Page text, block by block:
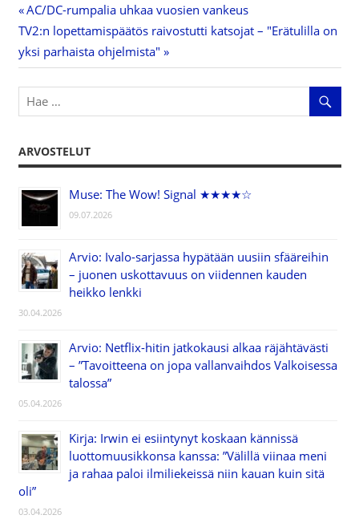
Artikkelien
selaus
Previous
Post:
AC/DC-rumpalia uhkaa vuosien vankeus
Next
Post:
TV2:n lopettamispäätös raivostutti katsojat – "Erätulilla on
yksi parhaista ohjelmista"
ARVOSTELUT
Muse: The Wow! Signal ★★★★☆
09.07.2026
Arvio: Ivalo-sarjassa hypätään uusiin sfääreihin
– juonen uskottavuus on viidennen kauden
heikko lenkki
30.04.2026
Arvio: Netflix-hitin jatkokausi alkaa räjähtävästi
– ”Tavoitteena on jopa vallanvaihdos Valkoisessa
talossa”
05.04.2026
Kirja: Irwin ei esiintynyt koskaan kännissä
luottomuusikkonsa kanssa: ”Välillä viinaa meni
ja rahaa paloi ilmiliekeissä niin kauan kuin sitä
oli”
03.04.2026